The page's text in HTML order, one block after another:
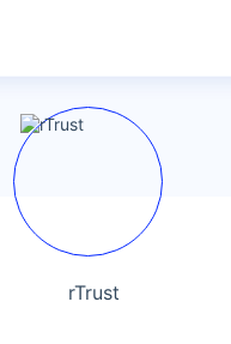
rTrust